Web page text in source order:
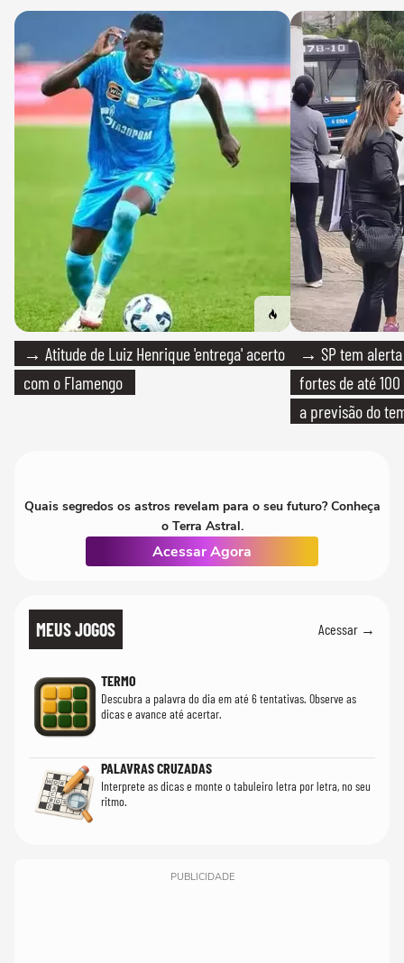
→ Atitude de Luiz Henrique 'entrega' acerto
com o Flamengo
→ SP tem
fortes de até
a previsão do
Quais segredos os astros revelam para o seu futuro? Conheça
o Terra Astral.
Acessar Agora
MEUS JOGOS Acessar →
TERMO
Descubra a palavra do dia em até 6 tentativas. Observe as
dicas e avance até acertar.
PALAVRAS CRUZADAS
Interprete as dicas e monte o tabuleiro letra por letra, no seu
ritmo.
PUBLICIDADE